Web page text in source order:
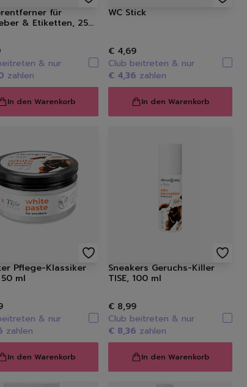
für
& Etiketten, 250
& nur
zahlen
In den Warenkorb
WC Stick
€ 4,69
Club beitreten & nur
€ 4,36 zahlen
In den Warenkorb
Pflege-Klassiker
ml
& nur
zahlen
In den Warenkorb
Sneakers Geruchs-Killer
TISE, 100 ml
€ 8,99
Club beitreten & nur
€ 8,36 zahlen
In den Warenkorb